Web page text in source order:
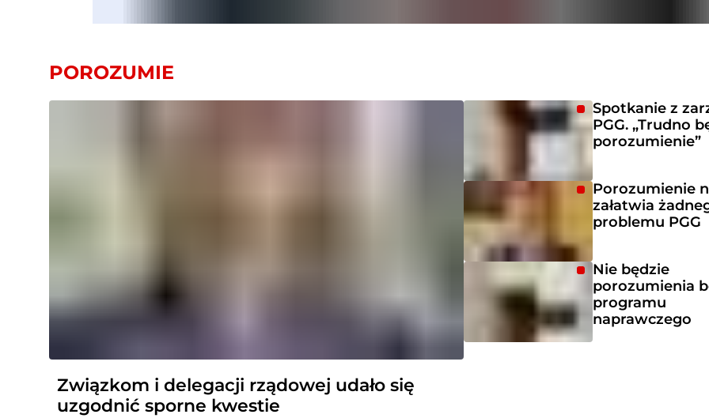
POROZUMIE
Związkom i delegacji rządowej udało się
uzgodnić sporne kwestie
Spotkanie z
PGG. „Trudno
porozumienie”
Porozumienie
załatwia
problemu PGG
Nie będzie
porozumienia
programu
naprawczego